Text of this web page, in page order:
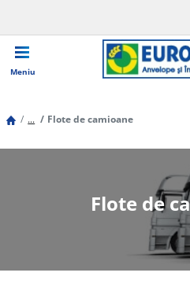
Meniu
... Flote de camioane
Flote de